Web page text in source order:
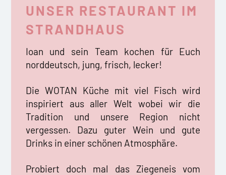
UNSER RESTAURANT IM
STRANDHAUS
Ioan und sein Team kochen für Euch
norddeutsch, jung, frisch, lecker!
Die WOTAN Küche mit viel Fisch wird
inspiriert aus aller Welt wobei wir die
Tradition und unsere Region nicht
vergessen. Dazu guter Wein und gute
Drinks in einer schönen Atmosphäre.
Probiert doch mal das Ziegeneis vom